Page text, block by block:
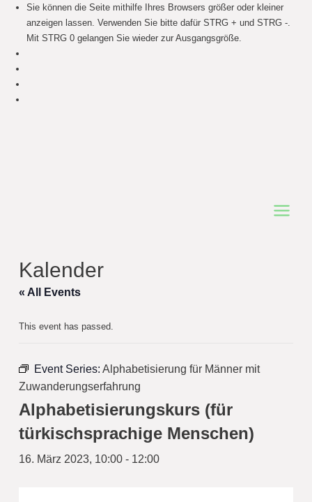
Sie können die Seite mithilfe Ihres Browsers größer oder kleiner
anzeigen lassen. Verwenden Sie bitte dafür STRG + und STRG -.
Mit STRG 0 gelangen Sie wieder zur Ausgangsgröße.
Main
Kalender
« All Events
This event has passed.
Event Series: Alphabetisierung für Männer mit
Zuwanderungserfahrung
Alphabetisierungskurs (für
türkischsprachige Menschen)
16. März 2023, 10:00- 12:00